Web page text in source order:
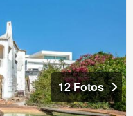
12 Fotos